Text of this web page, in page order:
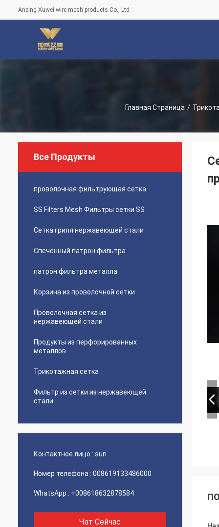
Anping Xuwei wire mesh products Co., Ltd
Главная Страница /
Все Продукты
проволочная фильтрующая сетка
SS Filters Mesh Фильтры сетки SS
Сетка гриля нержавеющей стали
Спеченный патрон фильтра
патрон фильтра металла
Корзина из проволочной сетки
Проволочная сетка из
нержавеющей стали
Продукты из перфорированных
металлов
Трикотажная сетка
Фильтр из сетки из нержавеющей
стали
Контактное лицо : sun
Номер телефона : 008619133486000
WhatsApp : +008618632878584
Чат Сейчас